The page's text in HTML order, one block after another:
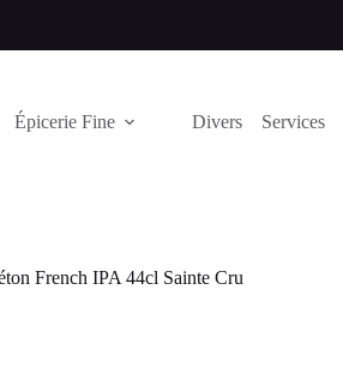
Épicerie Fine Divers Services
French IPA 44cl Sainte Cru